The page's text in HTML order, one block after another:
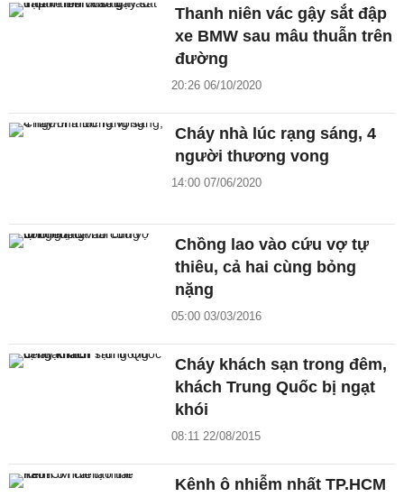
Thanh niên vác gậy sắt đập
xe BMW sau mâu thuẫn trên
đường
20:26 06/10/2020
Cháy nhà lúc rạng sáng, 4
người thương vong
14:00 07/06/2020
Chồng lao vào cứu vợ tự
thiêu, cả hai cùng bỏng
nặng
05:00 03/03/2016
Cháy khách sạn trong đêm,
khách Trung Quốc bị ngạt
khói
08:11 22/08/2015
Kênh ô nhiễm nhất TP.HCM